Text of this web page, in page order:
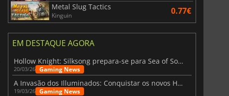
Metal Slug Tactics
Kinguin 0.77€
EM DESTAQUE AGORA
Hollow Knight: Silksong prepara-se para Sea of Sorrow com um patch
20/03/26 Gaming News
A Invasão dos Illuminados: Conquistar os novos Helldivers 2 Atualização!
19/03/26 Gaming News